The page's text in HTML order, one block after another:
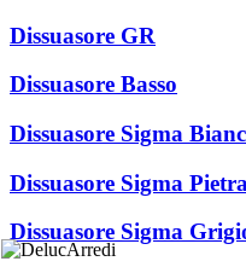
Dissuasore GR
Dissuasore Basso
Dissuasore Sigma
Dissuasore Sigma
Dissuasore Sigma